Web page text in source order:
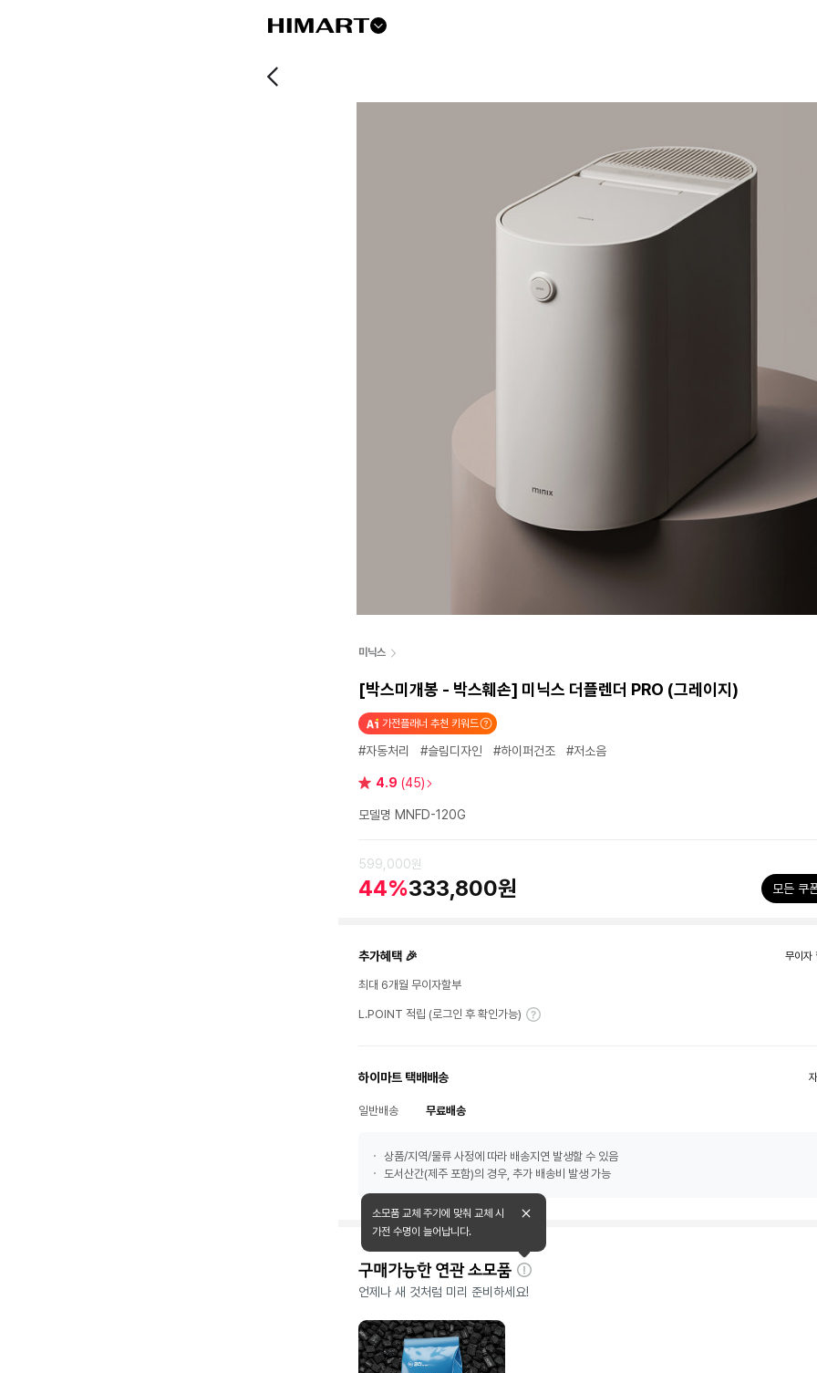
미닉스
[박스미개봉 - 박스훼손] 미닉스 더플렌더 PRO (그레이지)
가전플래너 추천 키워드
#자동처리 #슬림디자인 #하이퍼건조 #저소음
별 4.9 (45)
모델명 MNFD-120G
599,000원
44%333,800원 모든 쿠
추가혜택 🎉 무이자
최대 6개월 무이자할부
L.POINT 적립 (로그인 후 확인가능)
하이마트 택배배송
일반배송 무료배송
상품/지역/물류 사정에 따라 배송지연 발생할 수 있음
도서산간(제주 포함)의 경우, 추가 배송비 발생 가능
구매가능한 연관 소모품
자
세
소모품 교체 주기에 맞춰 교체 시
가전 수명이 늘어납니다.
언제나 새 것처럼 미리 준비하세요!